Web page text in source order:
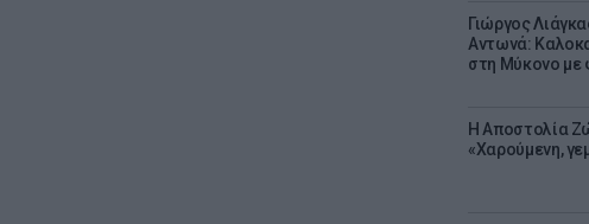
Γιώργος
Αντωνά:
στη Μύκονο με
Η Αποστολία
«Χαρούμενη,